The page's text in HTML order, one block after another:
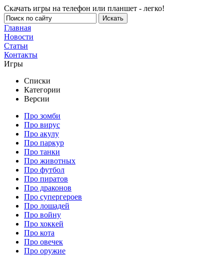
Скачать игры на телефон или планшет - легко!
Главная
Новости
Статьи
Контакты
Игры
Списки
Категории
Версии
Про зомби
Про вирус
Про акулу
Про паркур
Про танки
Про животных
Про футбол
Про пиратов
Про драконов
Про супергероев
Про лошадей
Про войну
Про хоккей
Про кота
Про овечек
Про оружие